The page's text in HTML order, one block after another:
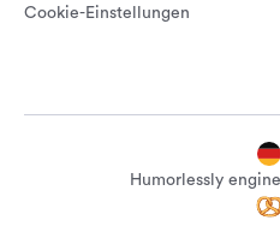
Cookie-Einstellungen
Humorlessly